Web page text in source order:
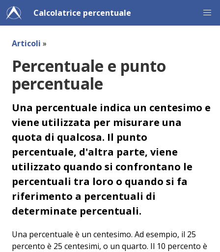
Calcolatrice percentuale
Articoli »
Percentuale e punto
percentuale
Una percentuale indica un centesimo e
viene utilizzata per misurare una
quota di qualcosa. Il punto
percentuale, d'altra parte, viene
utilizzato quando si confrontano le
percentuali tra loro o quando si fa
riferimento a percentuali di
determinate percentuali.
Una percentuale è un centesimo. Ad esempio, il 25
percento è 25 centesimi, o un quarto. Il 10 percento è